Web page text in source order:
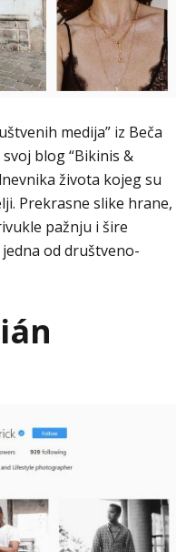
medija” iz Beča
blog “Bikinis &
života kojeg su
Prekrasne slike hrane,
pažnju i šire
od društveno-